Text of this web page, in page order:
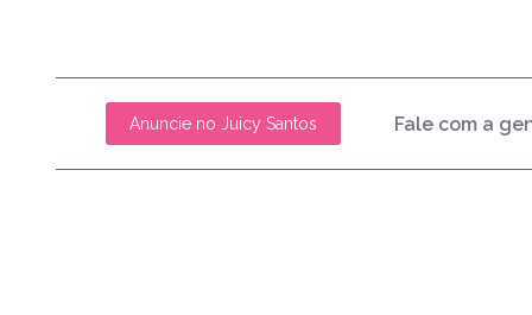
Anuncie no Juicy Santos Fale com a